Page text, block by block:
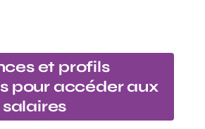
et profils
pour accéder aux